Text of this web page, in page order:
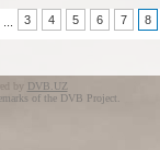
3 4 5 6 7 8
by
DVB.UZ
of the DVB Project.